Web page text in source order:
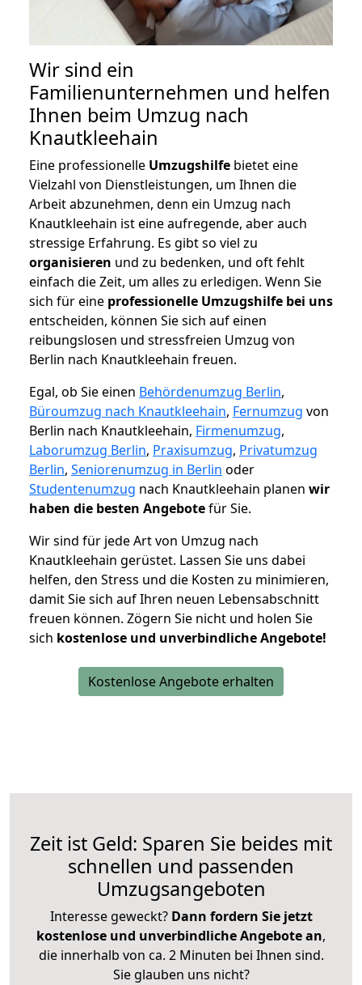
Wir sind ein
Familienunternehmen und helfen
Ihnen beim Umzug nach
Knautkleehain
Eine professionelle Umzugshilfe bietet eine
Vielzahl von Dienstleistungen, um Ihnen die
Arbeit abzunehmen, denn ein Umzug nach
Knautkleehain ist eine aufregende, aber auch
stressige Erfahrung. Es gibt so viel zu
organisieren und zu bedenken, und oft fehlt
einfach die Zeit, um alles zu erledigen. Wenn Sie
sich für eine professionelle Umzugshilfe bei uns
entscheiden, können Sie sich auf einen
reibungslosen und stressfreien Umzug von
Berlin nach Knautkleehain freuen.
Egal, ob Sie einen Behördenumzug Berlin,
Büroumzug nach Knautkleehain, Fernumzug von
Berlin nach Knautkleehain, Firmenumzug,
Laborumzug Berlin, Praxisumzug, Privatumzug
Berlin, Seniorenumzug in Berlin oder
Studentenumzug nach Knautkleehain planen wir
haben die besten Angebotefür Sie.
Wir sind für jede Art von Umzug nach
Knautkleehain gerüstet. Lassen Sie uns dabei
helfen, den Stress und die Kosten zu minimieren,
damit Sie sich auf Ihren neuen Lebensabschnitt
freuen können. Zögern Sie nicht und holen Sie
sich kostenlose und unverbindliche Angebote!
Kostenlose Angebote erhalten
Zeit ist Geld: Sparen Sie beides mit
schnellen und passenden
Umzugsangeboten
Interesse geweckt? Dann fordern Sie jetzt
kostenlose und unverbindliche Angebote an,
die innerhalb von ca. 2 Minuten bei Ihnen sind.
Sie glauben uns nicht?